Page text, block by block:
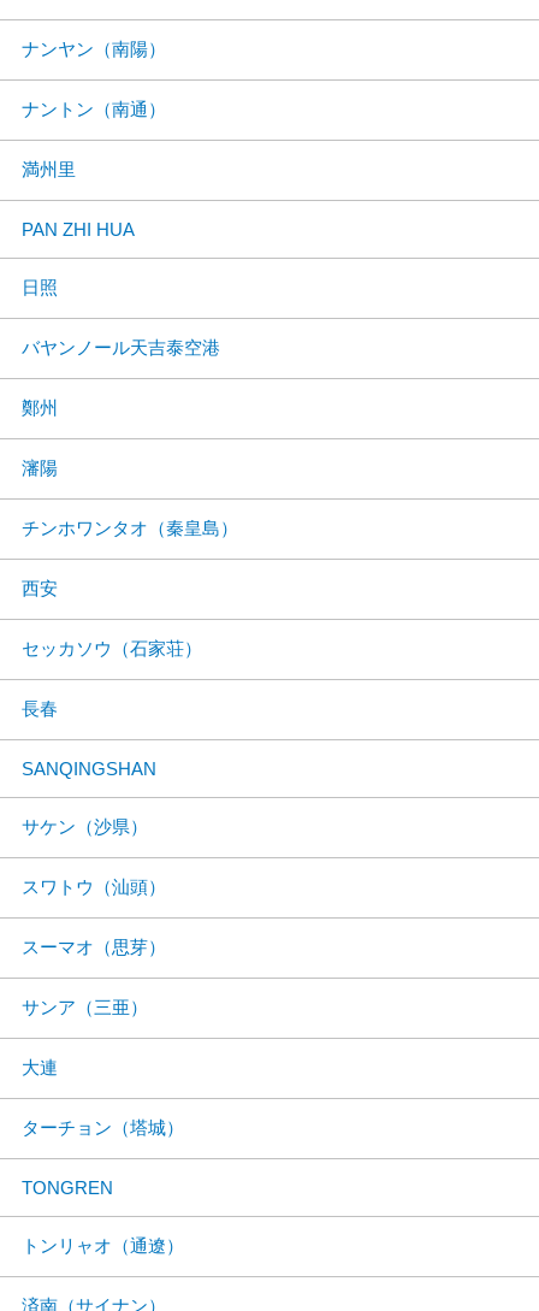
ナンヤン（南陽）
ナントン（南通）
満州里
PAN ZHI HUA
日照
バヤンノール天吉泰空港
鄭州
瀋陽
チンホワンタオ（秦皇島）
西安
セッカソウ（石家荘）
長春
SANQINGSHAN
サケン（沙県）
スワトウ（汕頭）
スーマオ（思芽）
サンア（三亜）
大連
ターチョン（塔城）
TONGREN
トンリャオ（通遼）
済南（サイナン）